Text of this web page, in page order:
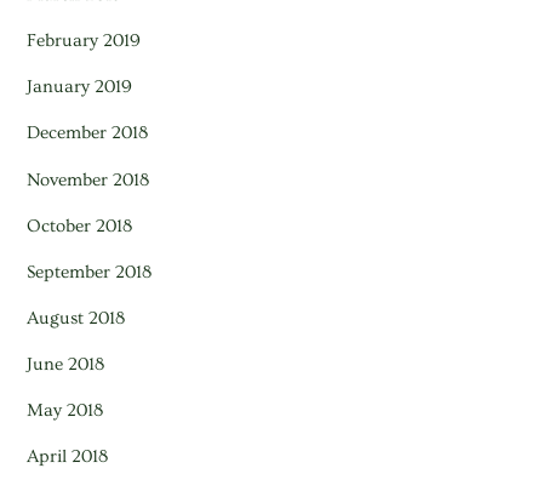
February 2019
January 2019
December 2018
November 2018
October 2018
September 2018
August 2018
June 2018
May 2018
April 2018